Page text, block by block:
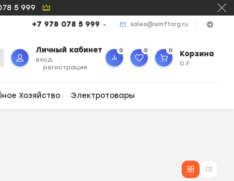
5 999
+7 978 078 5 999 sales@simftorg.ru
Личный кабинет
вход
регистрация
0 0 0 Корзина
0₽
Хозяйство Электротовары